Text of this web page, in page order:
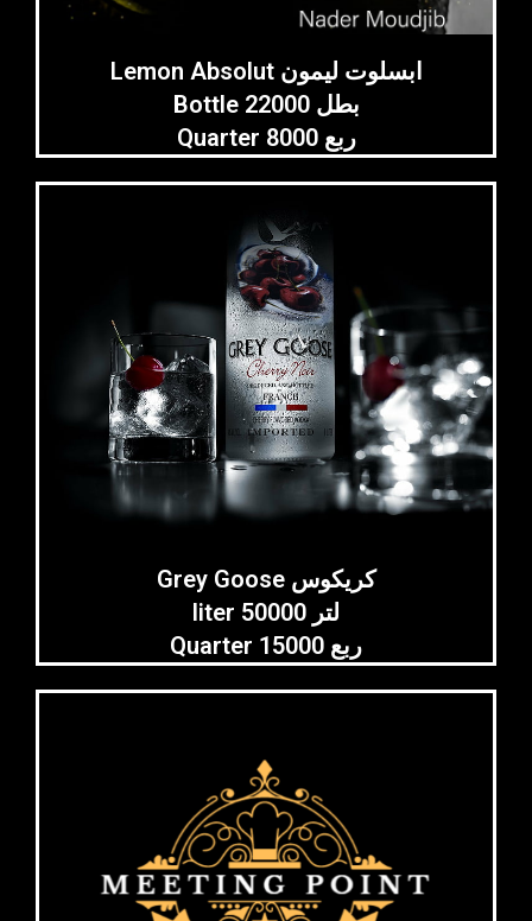
Lemon Absolut ابسلوت ليمون
Bottle 22000 بطل
Quarter 8000 ربع
Grey Goose كريكوس
liter 50000 لتر
Quarter 15000 ربع